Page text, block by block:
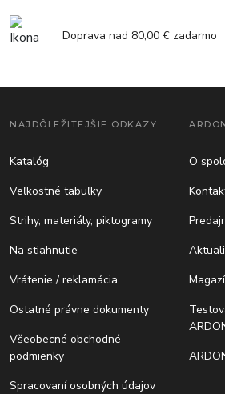
Doprava nad 80,00 € zadarmo
NAJDÔLEŽITEJŠIE ODKAZY
Katalóg
Veľkostné tabuľky
Strihy, materiály, piktogramy
Na stiahnutie
Vrátenie / reklamácia
Ostatné právne dokumenty
Všeobecné obchodné
podmienky
Spracovaní osobných údajov
O